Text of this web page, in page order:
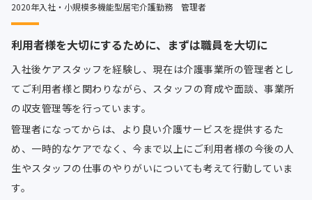
2020年入社・小規模多機能型居宅介護勤務 管理者
利用者様を大切にするために、まずは職員を大切に
入社後ケアスタッフを経験し、現在は介護事業所の管理者とし
てご利用者様と関わりながら、スタッフの育成や面談、事業所
の収支管理等を行っています。
管理者になってからは、より良い介護サービスを提供するた
め、一時的なケアでなく、今まで以上にご利用者様の今後の人
生やスタッフの仕事のやりがいについても考えて行動していま
す。